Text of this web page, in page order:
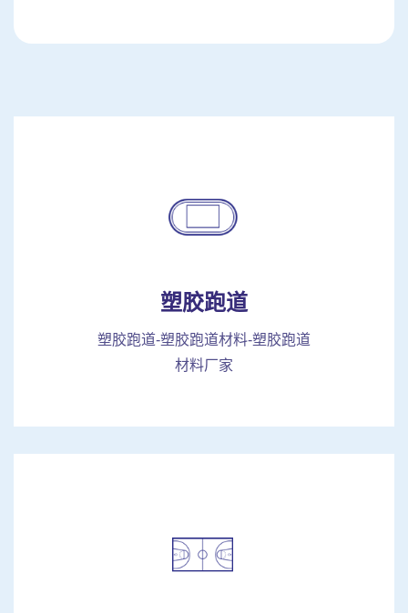
塑胶跑道
塑胶跑道-塑胶跑道材料-塑胶跑道
材料厂家